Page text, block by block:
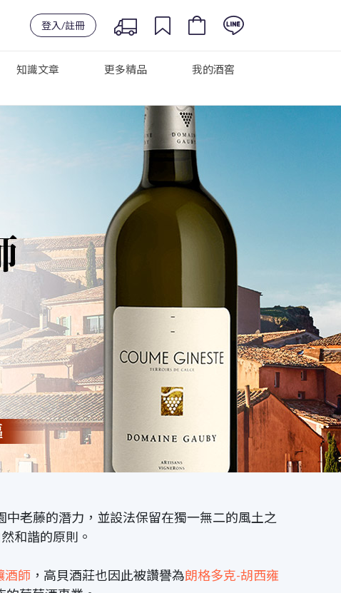
登入/註冊
知識文章 更多精品 我的酒窖
中老藤的潛力，並設法保留在獨一無二的風土之
和諧的原則。
酒師 ，高貝酒莊也因此被讚譽為朗格多克-胡西雍